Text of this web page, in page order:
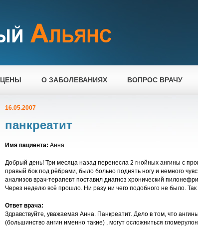
ЦЕНЫ О ЗАБОЛЕВАНИЯХ ВОПРОС ВРАЧУ
16.05.2007
панкреатит
Имя пациента: Анна
Добрый день! Три месяца назад перенесла 2 гнойных ангины с
правый бок под рёбрами, было больно поднять ногу и немного
анализов врач-терапевт поставил диагноз хронический
Через неделю всё прошло. Ни разу ни чего подобного не было. Так
Ответ врача:
Здравствуйте, уважаемая Анна. Панкреатит. Дело в том, что
(большинство ангин именно такие) , могут осложниться